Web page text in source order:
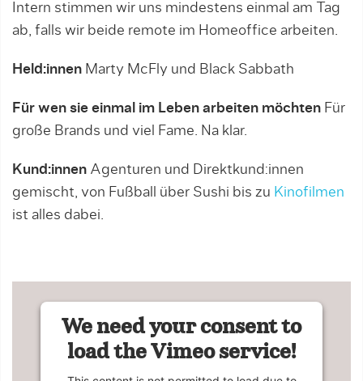
Intern stimmen wir uns mindestens einmal am Tag
ab, falls wir beide remote im Homeoffice arbeiten.
Held:innen Marty McFly und Black Sabbath
Für wen sie einmal im Leben arbeiten möchten Für
große Brands und viel Fame. Na klar.
Kund:innen Agenturen und Direktkund:innen
gemischt, von Fußball über Sushi bis zu Kinofilmen
ist alles dabei.
We need your consent to
load the Vimeo service!